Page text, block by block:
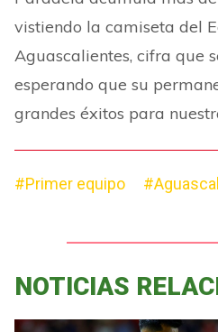
vistiendo la camiseta del
Aguascalientes, cifra que
esperando que su
grandes éxitos para
#Primer equipo
NOTICIAS